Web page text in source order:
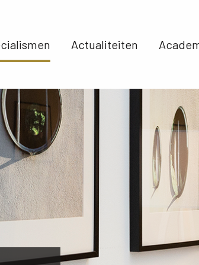
Actualiteiten